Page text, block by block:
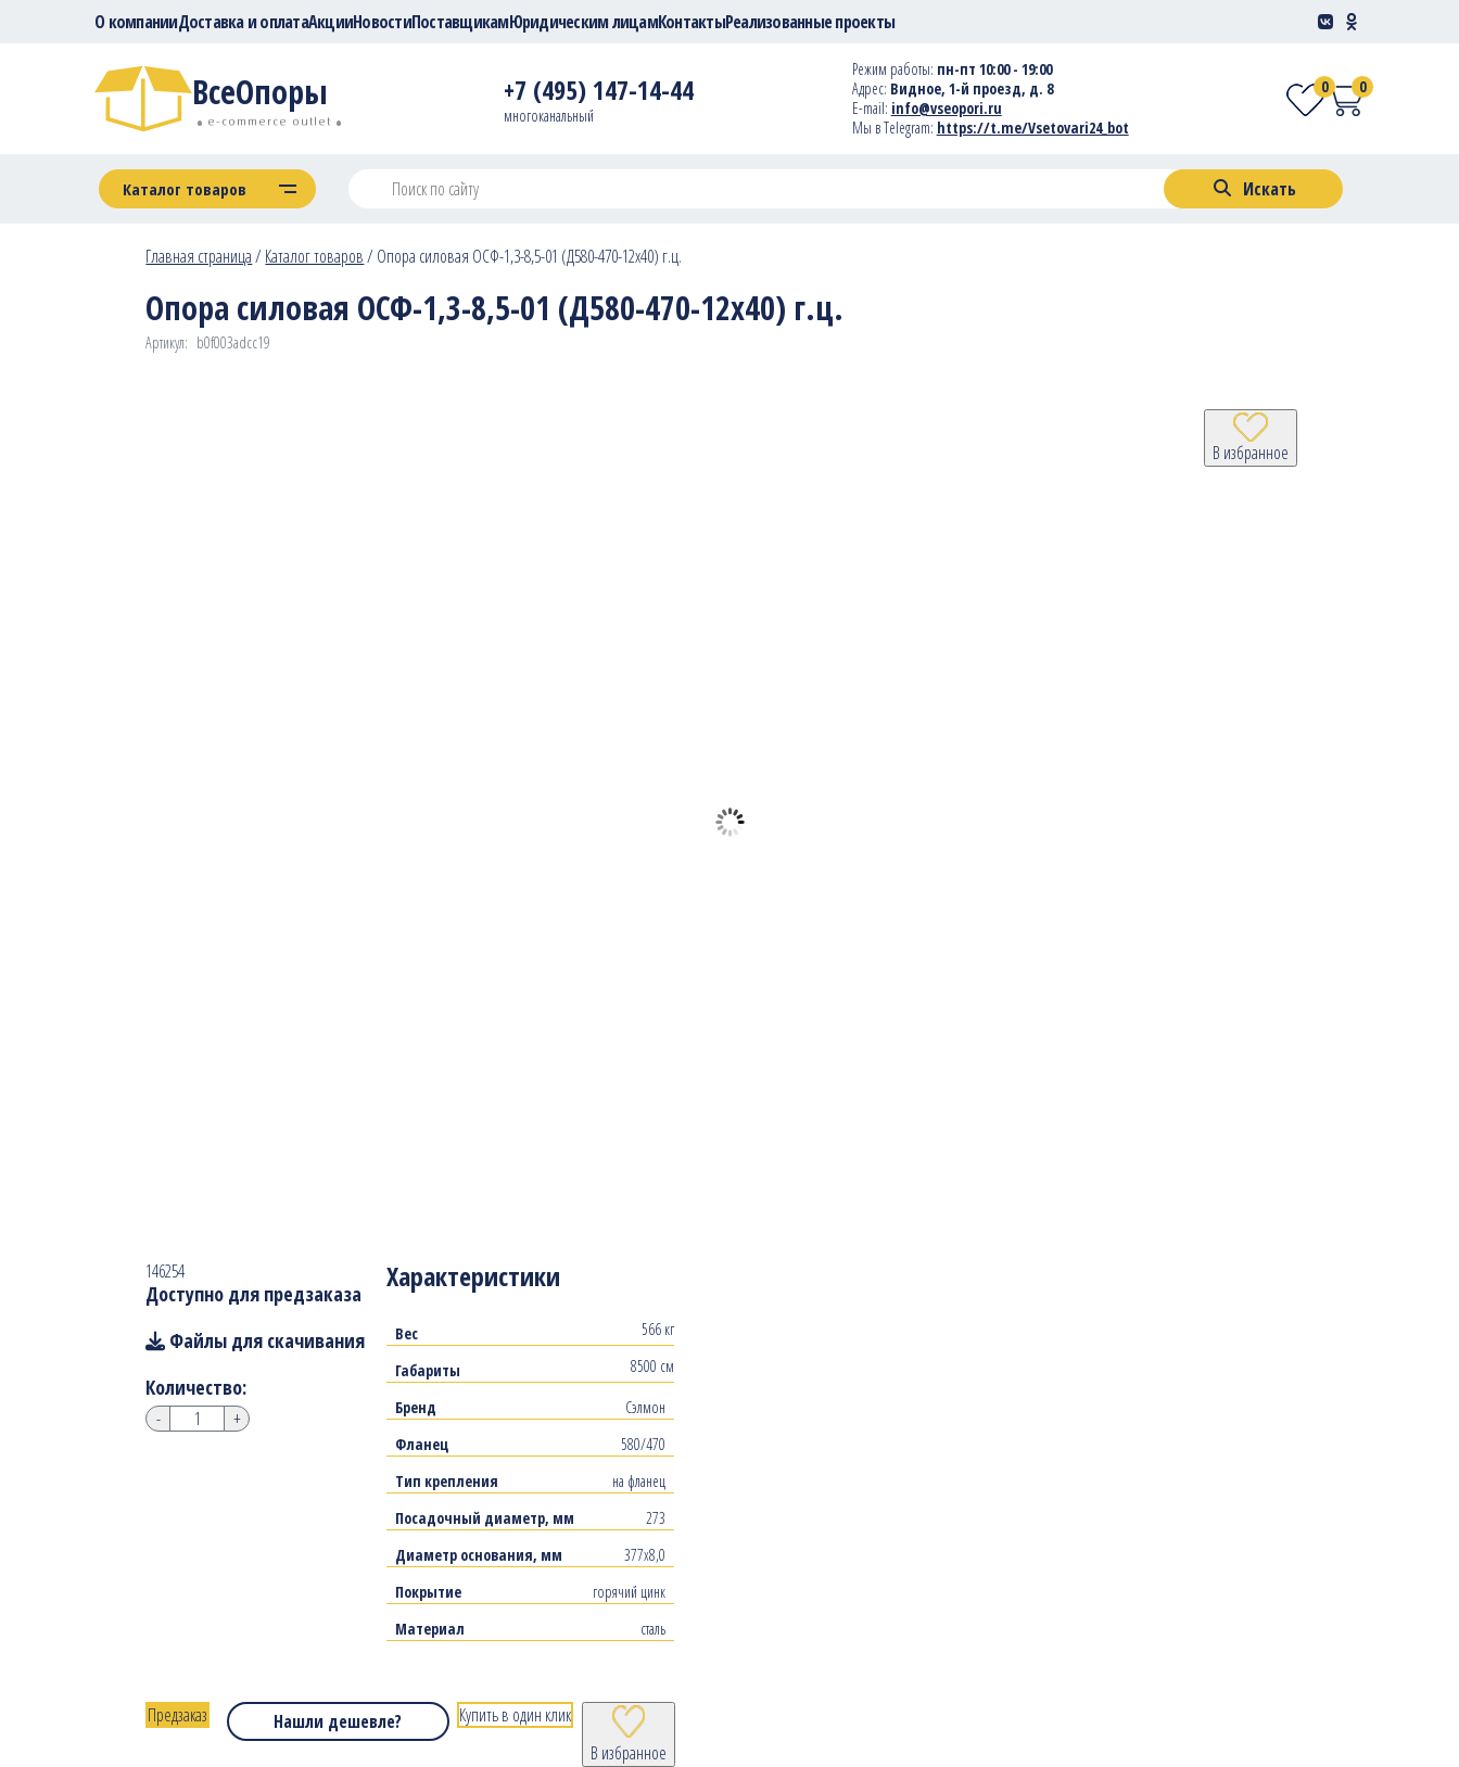
О компанииДоставка и оплатаАкцииНовостиПоставщикамЮридическим лицамКонтактыРеализованные проекты
ВсеОпоры
e-commerce outlet
+7 (495) 147-14-44
многоканальный
Режим работы: пн-пт 10:00 - 19:00
Адрес: Видное, 1-й проезд, д. 8
E-mail: info@vseopori.ru
Мы в Telegram: https://t.me/Vsetovari24_bot
0
0
Каталог товаров Искать
Главная страница/Каталог товаров/Опора силовая ОСФ-1,3-8,5-01 (Д580-470-12х40) г.ц.
Опора силовая ОСФ-1,3-8,5-01 (Д580-470-12х40) г.ц.
Артикул: b0f003adcc19
В избранное
Характеристики
Вес
566 кг
Габариты
8500 см
Бренд
Сэлмон
Фланец
580/470
Тип крепления
на фланец
Посадочный диаметр, мм
273
Диаметр основания, мм
377х8,0
Покрытие
горячий цинк
Материал
сталь
146254
Доступно для предзаказа
Файлы для скачивания
Количество:
- +
Нашли дешевле?
В избранное
Предзаказ Купить в один клик